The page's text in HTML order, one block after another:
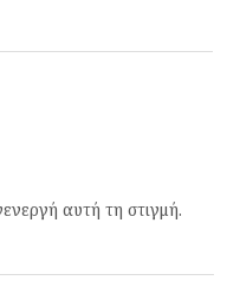
αυτή τη στιγμή.